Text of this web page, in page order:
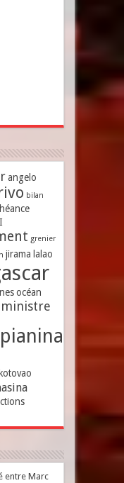
angelo
bilan
grenier
jirama lalao
océan
entre Marc